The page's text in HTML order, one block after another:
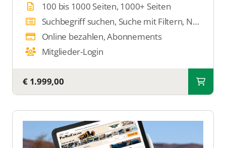
100 bis 1000 Seiten, 1000+ Seiten
Suchbegriff suchen, Suche mit Filtern, Nach Standort suchen
Online bezahlen, Abonnements
Mitglieder-Login
€ 1.999,00